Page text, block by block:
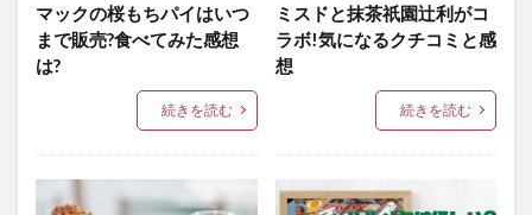
マックの桜もちパイはいつ
まで販売?食べてみた感想
は?
続きを読む
ミスドと抹茶祇園辻利がコ
ラボ!気になるクチコミと感
想
続きを読む